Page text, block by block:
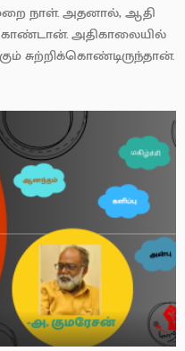
நாள். அதனால், ஆதி
அதிகாலையில்
சுற்றிக்கொண்டிருந்தான்.